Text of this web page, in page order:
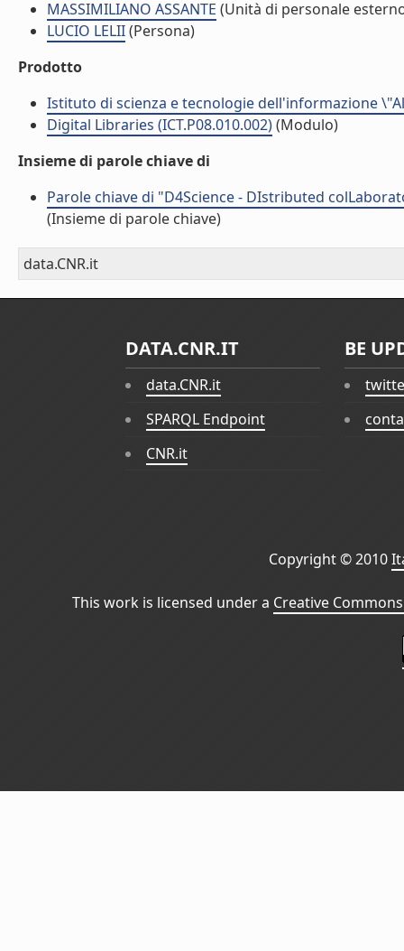
MASSIMILIANO ASSANTE (Unità di personale
LUCIO LELII(Persona)
Prodotto
Istituto di scienza e tecnologie dell'informazione
Digital Libraries (ICT.P08.010.002)(Modulo)
Insieme di parole chiave di
Parole chiave di "D4Science - DIstributed
(Insieme di parole chiave)
data.CNR.it
DATA.CNR.IT
data.CNR.it
SPARQL Endpoint
CNR.it
BE
Copyright © 2010
This work is licensed under a Creative